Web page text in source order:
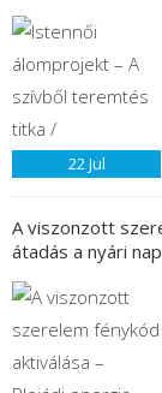
22Jul
A viszonzott
átadás a nyári